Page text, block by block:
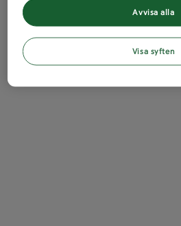
Avvisa alla
Visa syften